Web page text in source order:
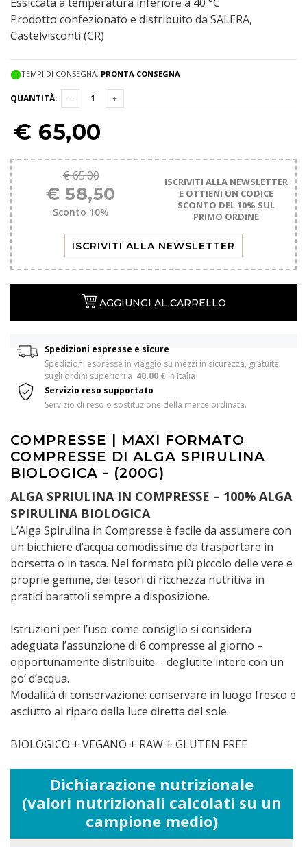
Prodotto confezionato e distribuito da SALERA,
Castelvisconti (CR)
TEMPI DI CONSEGNA: PRONTA CONSEGNA
QUANTITÀ:
€ 65,00
€ 65.00
€ 58,50
Sconto 10%
ISCRIVITI ALLA NEWSLETTER
E OTTIENI UN CODICE
SCONTO DEL 10% SUL
PRIMO ORDINE
ISCRIVITI ALLA NEWSLETTER
AGGIUNGI AL CARRELLO
Spedizioni espresse e sicure
Spedizioni espresse in viaggio su mezzi in sicurezza, gratuite
sugli ordini superiori a 40.00 € in Italia
Servizio reso supportato
Servizio di reso o sostituzione della merce ordinata.
COMPRESSE | MAXI FORMATO
COMPRESSE DI ALGA SPIRULINA
BIOLOGICA - (200G)
ALGA SPRIULINA IN COMPRESSE – 100% ALGA
SPIRULINA BIOLOGICA
L’Alga Spirulina in Compresse è facile da assumere con
un bicchiere d’acqua comodissime da trasportare in
borsetta o in tasca. Nel formato più piccolo delle vere e
proprie gemme, dei tesori di ricchezza nutritiva in
pratici barattoli sempre a disposizione.
Istruzioni per l’uso: come consiglio si considera
adeguata l’assunzione di 6 compresse al giorno –
opportunamente distribuite – deglutite intere con un
po’ d’acqua.
Modalità di conservazione: conservare in luogo fresco e
asciutto al riparo dalla luce diretta del sole.
BIOLOGICO + VEGANO + RAW + GLUTEN FREE
Dichiarazione nutrizionale
(valori nutrizionali calcolati su un
campione medio)